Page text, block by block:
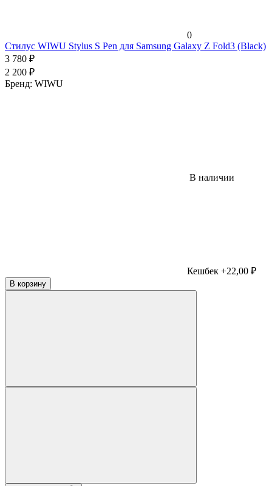
0
Стилус WIWU Stylus S Pen для Samsung Galaxy Z Fold3 (Black)
3 780 ₽
2 200 ₽
Бренд: WIWU
В наличии
Кешбек +22,00 ₽
В корзину